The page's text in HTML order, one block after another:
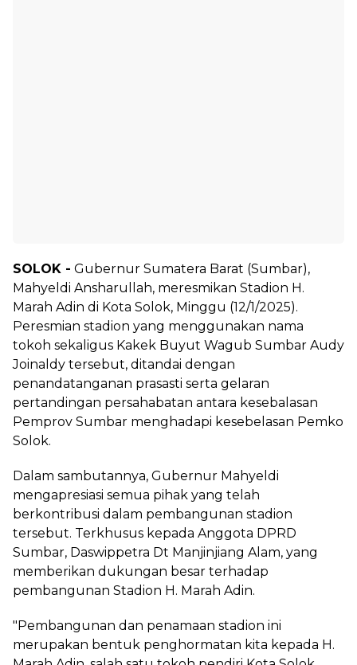
SOLOK - Gubernur Sumatera Barat (Sumbar),
Mahyeldi Ansharullah, meresmikan Stadion H.
Marah Adin di Kota Solok, Minggu (12/1/2025).
Peresmian stadion yang menggunakan nama
tokoh sekaligus Kakek Buyut Wagub Sumbar Audy
Joinaldy tersebut, ditandai dengan
penandatanganan prasasti serta gelaran
pertandingan persahabatan antara kesebalasan
Pemprov Sumbar menghadapi kesebelasan Pemko
Solok.
Dalam sambutannya, Gubernur Mahyeldi
mengapresiasi semua pihak yang telah
berkontribusi dalam pembangunan stadion
tersebut. Terkhusus kepada Anggota DPRD
Sumbar, Daswippetra Dt Manjinjiang Alam, yang
memberikan dukungan besar terhadap
pembangunan Stadion H. Marah Adin.
"Pembangunan dan penamaan stadion ini
merupakan bentuk penghormatan kita kepada H.